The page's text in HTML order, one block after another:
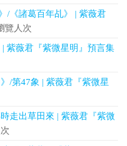
/《諸葛百年乩》 | 紫薇君
覽人次
紫薇君『紫微星明』預言集
/第47象 | 紫薇君『紫微星
走出草田來 | 紫薇君『紫微